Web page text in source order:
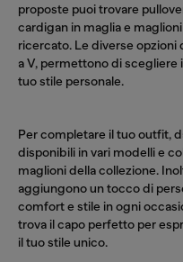
proposte puoi trovare
cardigan in maglia e
ricercato. Le diverse opzioni
a V, permettono di scegliere
tuo stile personale.
Per completare il tuo outfit,
disponibili in vari modelli e
maglioni della collezione.
aggiungono un tocco di
comfort e stile in ogni
trova il capo perfetto per
il tuo stile unico.